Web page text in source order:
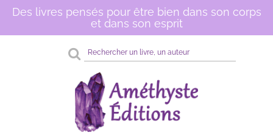
Des livres pensés pour être bien dans son corps
et dans son esprit
Rechercher
sur
site